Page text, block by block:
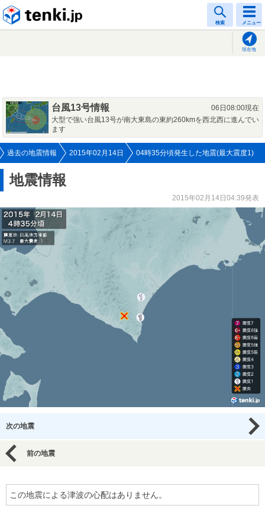
検索 メニュー
現在地
台風13号情報
06日08:00現在
大型で強い台風13号が南大東島の東約260kmを西北西に進んでい
ます
過去の地震情報 2015年02月14日 04時35分頃発生した地震(最大震度1)
地震情報
2015年02月14日04:39発表
次の地震
前の地震
この地震による津波の心配はありません。